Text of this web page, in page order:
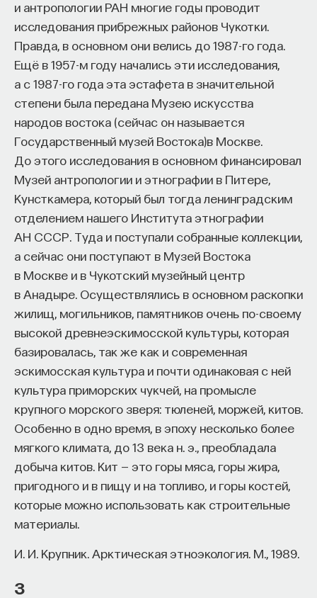
и антропологии РАН многие годы проводит
исследования прибрежных районов Чукотки.
Правда, в основном они велись до 1987-го года.
Ещё в 1957-м году начались эти исследования,
а с 1987-го года эта эстафета в значительной
степени была передана Музею искусства
народов востока (сейчас он называется
Государственный музей Востока)в Москве.
До этого исследования в основном финансировал
Музей антропологии и этнографии в Питере,
Кунсткамера, который был тогда ленинградским
отделением нашего Института этнографии
АН СССР. Туда и поступали собранные коллекции,
а сейчас они поступают в Музей Востока
в Москве и в Чукотский музейный центр
в Анадыре. Осуществлялись в основном раскопки
жилищ, могильников, памятников очень по-своему
высокой древнеэскимосской культуры, которая
базировалась, так же как и современная
эскимосская культура и почти одинаковая с ней
культура приморских чукчей, на промысле
крупного морского зверя: тюленей, моржей, китов.
Особенно в одно время, в эпоху несколько более
мягкого климата, до 13 века н. э., преобладала
добыча китов. Кит — это горы мяса, горы жира,
пригодного и в пищу и на топливо, и горы костей,
которые можно использовать как строительные
материалы.
И. И. Крупник. Арктическая этноэкология. М., 1989.
3
связи с компаниями, заинтересованными
ввысококвалифицированныхкадрах.​
Сервис создан для всех, кто хочет найти свой
путь в инновационных индустриях:
Учёных, инженеров и исследователей
с опытом работы в научной сфере;
Специалистов с STEM-образованием,
желающих сменить сферу деятельности;
Тех, кто пока не имеет достаточного опыта
работы в индустрии, но стремится развивать
необходимые навыки.
Для уже готовых специалистов достаточно
оставить информацию о себе: образование, опыт
работы, навыки, интересы и владение
иностранными языками. Команда
будет искать, где эти навыки могут быть
применены, и поможет найти международную
или биотех компанию, где человек
сможет раскрыть свои таланты.​ Для тех, кто ещё
набирается опыта, сервис предлагает вебинары
и индивидуальные консультации, чтобы понять,
как развить необходимые навыки. Позднее будет
запущена серия спецпроектов, рассказывающих
о разных индустриях и их устройстве.​
Если у вас есть STEM-образование или опыт
выйти на глобальный уровень. Помогите вместе
приблизить Четвёртую индустриальную